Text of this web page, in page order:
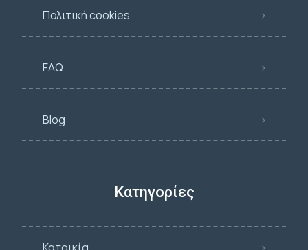
Πολιτική cookies
FAQ
Blog
Κατηγορίες